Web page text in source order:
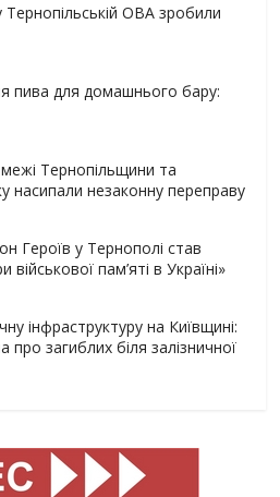
ОВА зробили
пива для домашнього бару:
Тернопільщини та
насипали незаконну переправу
Героїв у Тернополі став
пам’яті в Україні»
інфраструктуру на Київщині:
про загиблих біля залізничної